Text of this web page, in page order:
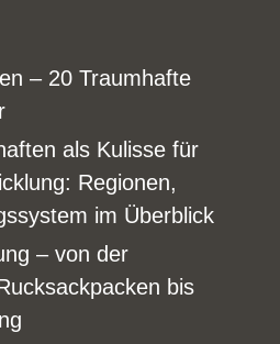
– 20 Traumhafte
als Kulisse für
Regionen,
im Überblick
– von der
bis